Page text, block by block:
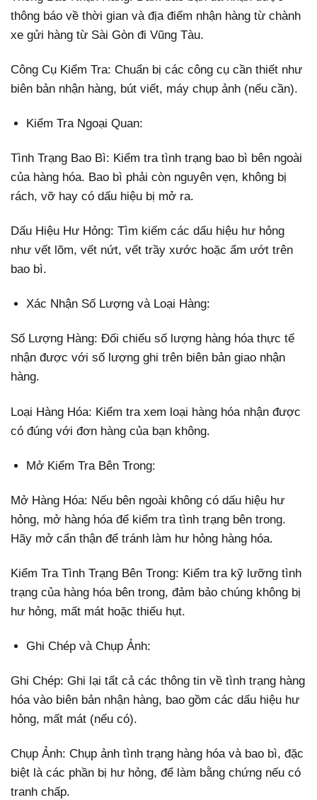
thông báo về thời gian và địa điểm nhận hàng từ chành
xe gửi hàng từ Sài Gòn đi Vũng Tàu.
Công Cụ Kiểm Tra: Chuẩn bị các công cụ cần thiết như
biên bản nhận hàng, bút viết, máy chụp ảnh (nếu cần).
Kiểm Tra Ngoại Quan:
Tình Trạng Bao Bì: Kiểm tra tình trạng bao bì bên ngoài
của hàng hóa. Bao bì phải còn nguyên vẹn, không bị
rách, vỡ hay có dấu hiệu bị mở ra.
Dấu Hiệu Hư Hỏng: Tìm kiếm các dấu hiệu hư hỏng
như vết lõm, vết nứt, vết trầy xước hoặc ẩm ướt trên
bao bì.
Xác Nhận Số Lượng và Loại Hàng:
Số Lượng Hàng: Đối chiếu số lượng hàng hóa thực tế
nhận được với số lượng ghi trên biên bản giao nhận
hàng.
Loại Hàng Hóa: Kiểm tra xem loại hàng hóa nhận được
có đúng với đơn hàng của bạn không.
Mở Kiểm Tra Bên Trong:
Mở Hàng Hóa: Nếu bên ngoài không có dấu hiệu hư
hỏng, mở hàng hóa để kiểm tra tình trạng bên trong.
Hãy mở cẩn thận để tránh làm hư hỏng hàng hóa.
Kiểm Tra Tình Trạng Bên Trong: Kiểm tra kỹ lưỡng tình
trạng của hàng hóa bên trong, đảm bảo chúng không bị
hư hỏng, mất mát hoặc thiếu hụt.
Ghi Chép và Chụp Ảnh:
Ghi Chép: Ghi lại tất cả các thông tin về tình trạng hàng
hóa vào biên bản nhận hàng, bao gồm các dấu hiệu hư
hỏng, mất mát (nếu có).
Chụp Ảnh: Chụp ảnh tình trạng hàng hóa và bao bì, đặc
biệt là các phần bị hư hỏng, để làm bằng chứng nếu có
tranh chấp.